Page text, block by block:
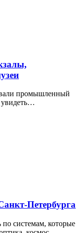
промышленный
увидеть…
Петербурга
по системам, которые